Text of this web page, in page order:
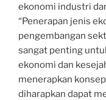
ekonomi industri
“Penerapan jenis
pengembangan
sangat penting
ekonomi dan
menerapkan
diharapkan dapat